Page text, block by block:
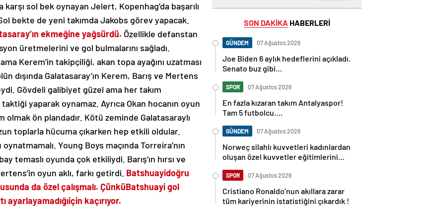
karşı sol bek oynayan Jelert, Kopenhag’da başarılı
bekte de yeni takımda Jakobs görev yapacak.
ekmeğine yağsürdü. Özellikle defanstan
üretmelerini ve gol bulmalarını sağladı.
Kerem’in takipçiliği, akan topa ayağını uzatması
dışında Galatasaray’ın Kerem, Barış ve Mertens
Gövdeli galibiyet güzel ama her takım
yaparak oynamaz. Ayrıca Okan hocanın oyun
olmak ön plandadır. Kötü zeminde Galatasaraylı
toplarla hücuma çıkarken hep etkili oldular.
Young Boys maçında Torreira’nın
temaslı oyunda çok etkiliydi. Barış’ın hırsı ve
oyun aklı, farkı getirdi. Batshuayidoğru
da özel çalışmalı. ÇünküBatshuayi gol
ayarlayamadığıiçin kaçırıyor.
SON DAKİKA HABERLERİ
GÜNDEM 07 Ağustos 2026
Joe Biden 6 aylık hedeflerini açıkladı.
Senato buz gibi…
SPOR 07 Ağustos 2026
En fazla kızaran takım Antalyaspor!
Tam 5 futbolcu….
GÜNDEM 07 Ağustos 2026
Norweç silahlı kuvvetleri kadınlardan
oluşan özel kuvvetler eğitimlerini
SPOR 07 Ağustos 2026
Cristiano Ronaldo’nun akıllara zarar
tüm kariyerinin istatistiğini çıkardık !